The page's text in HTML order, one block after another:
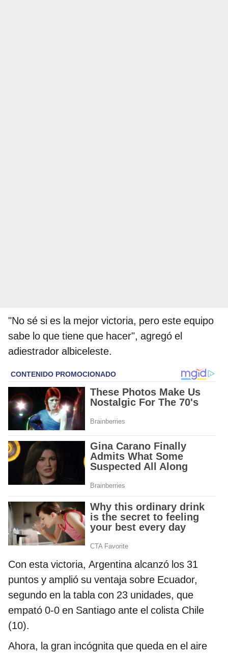
"No sé si es la mejor victoria, pero este equipo
sabe lo que tiene que hacer", agregó el
adiestrador albiceleste.
Con esta victoria, Argentina alcanzó los 31
puntos y amplió su ventaja sobre Ecuador,
segundo en la tabla con 23 unidades, que
empató 0-0 en Santiago ante el colista Chile
(10).
Ahora, la gran incógnita que queda en el aire